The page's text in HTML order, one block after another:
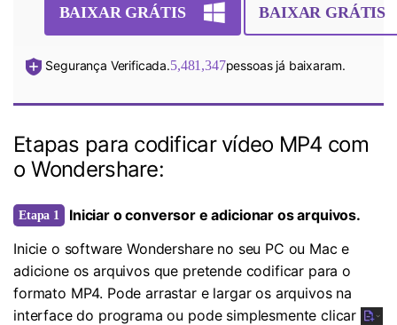
BAIXAR GRÁTIS BAIXAR GRÁTIS
Segurança Verificada.5,481,347pessoas já baixaram.
Etapas para codificar vídeo MP4 com
o Wondershare:
Etapa 1
Iniciar o conversor e adicionar os arquivos.
Inicie o software Wondershare no seu PC ou Mac e
adicione os arquivos que pretende codificar para o
formato MP4. Pode arrastar e largar os arquivos na
interface do programa ou pode simplesmente clicar